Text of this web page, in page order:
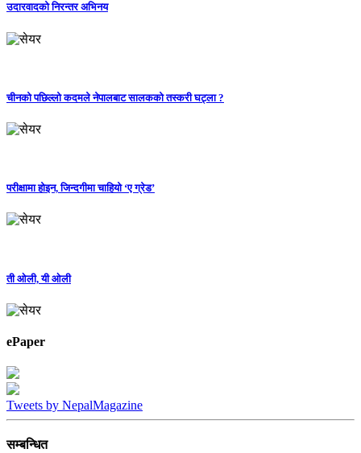
उदारवादको निरन्तर अभिनय
चीनको पछिल्लो कदमले नेपालबाट सालकको तस्करी घट्ला ?
परीक्षामा होइन, जिन्दगीमा चाहियो ‘ए ग्रेड’
ती ओली, यी ओली
ePaper
Tweets by NepalMagazine
सम्बन्धित